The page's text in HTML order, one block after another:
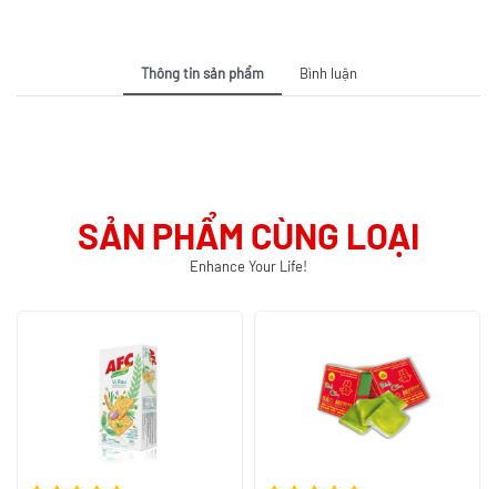
Thông tin sản phẩm Bình luận
SẢN PHẨM CÙNG LOẠI
Enhance Your Life!